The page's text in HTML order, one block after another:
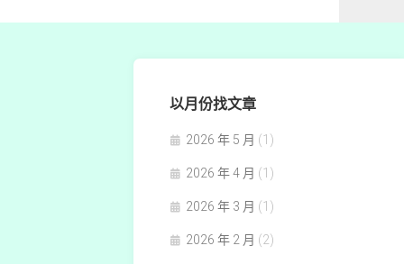
以月份找文章
2026 年 5 月 (1)
2026 年 4 月 (1)
2026 年 3 月 (1)
2026 年 2 月 (2)